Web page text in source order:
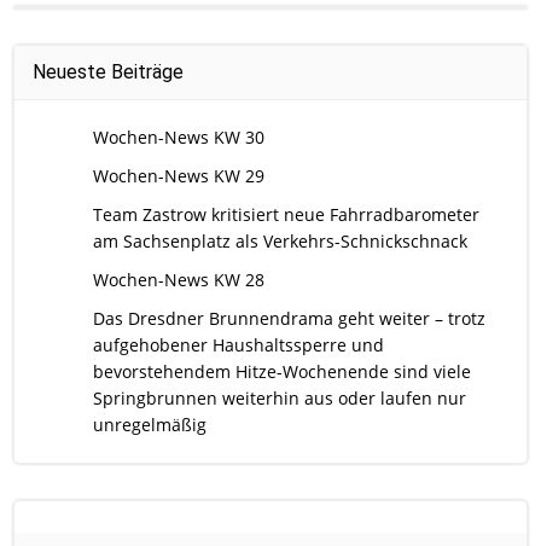
Neueste Beiträge
Wochen-News KW 30
Wochen-News KW 29
Team Zastrow kritisiert neue Fahrradbarometer
am Sachsenplatz als Verkehrs-Schnickschnack
Wochen-News KW 28
Das Dresdner Brunnendrama geht weiter – trotz
aufgehobener Haushaltssperre und
bevorstehendem Hitze-Wochenende sind viele
Springbrunnen weiterhin aus oder laufen nur
unregelmäßig